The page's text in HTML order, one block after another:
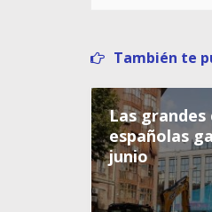
También te
Las
españolas
junio